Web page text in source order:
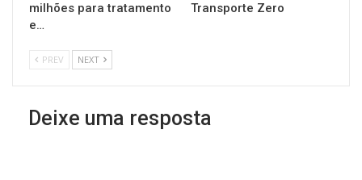
milhões para tratamento
e…
Transporte Zero
PREV NEXT
Deixe uma resposta